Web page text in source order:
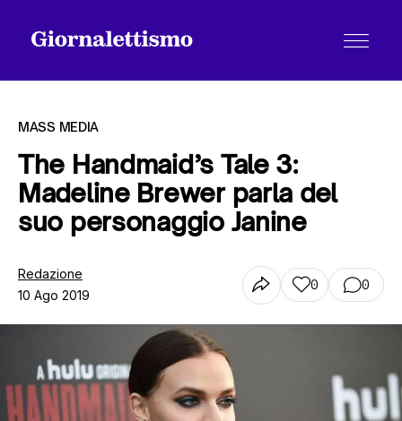
Tutti gli articoli
Chi siamo
MASS MEDIA
The Handmaid’s Tale 3:
Madeline Brewer parla del
suo personaggio Janine
Redazione
10 Ago 2019
0 0